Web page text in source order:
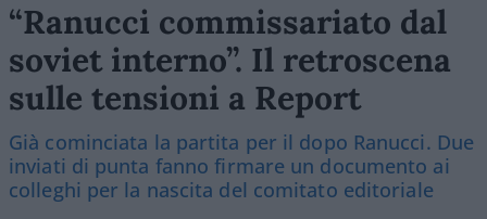
“Ranucci commissariato dal
soviet interno”. Il retroscena
sulle tensioni a Report
Già cominciata la partita per il dopo Ranucci. Due
inviati di punta fanno firmare un documento ai
colleghi per la nascita del comitato editoriale